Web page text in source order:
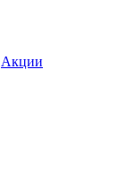
Акции